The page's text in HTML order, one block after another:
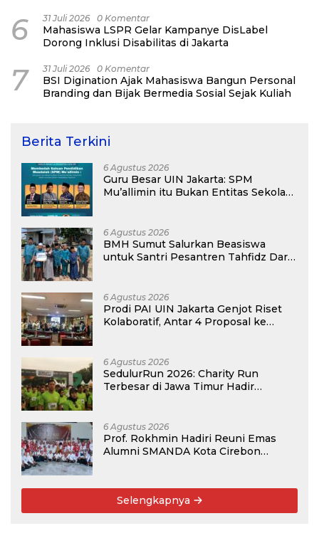
6 31 Juli 2026 0 Komentar
Mahasiswa LSPR Gelar Kampanye DisLabel
Dorong Inklusi Disabilitas di Jakarta
7 31 Juli 2026 0 Komentar
BSI Digination Ajak Mahasiswa Bangun Personal
Branding dan Bijak Bermedia Sosial Sejak Kuliah
Berita Terkini
6 Agustus 2026
Guru Besar UIN Jakarta: SPM
Mu’allimin itu Bukan Entitas Sekolah
6 Agustus 2026
BMH Sumut Salurkan Beasiswa
untuk Santri Pesantren Tahfidz Darul
6 Agustus 2026
Prodi PAI UIN Jakarta Genjot Riset
Kolaboratif, Antar 4 Proposal ke
6 Agustus 2026
SedulurRun 2026: Charity Run
Terbesar di Jawa Timur Hadir
Guru Honorer
6 Agustus 2026
Prof. Rokhmin Hadiri Reuni Emas
Alumni SMANDA Kota Cirebon
Selengkapnya